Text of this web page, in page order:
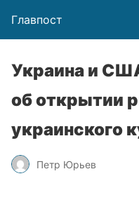
Главпост
Украина и
об открытии
украинского
Петр Юрьев